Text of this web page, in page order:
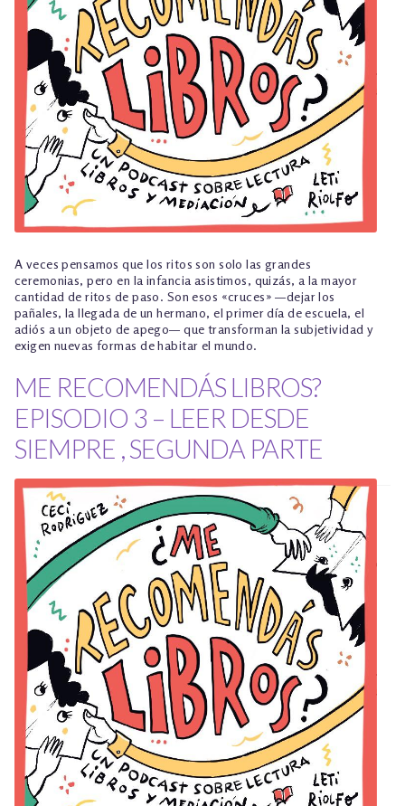
TALLER EXPLORACIONES LITERARIAS
A veces pensamos que los ritos son solo las grandes
ceremonias, pero en la infancia asistimos, quizás, a la mayor
cantidad de ritos de paso. Son esos «cruces» —dejar los
pañales, la llegada de un hermano, el primer día de escuela, el
adiós a un objeto de apego— que transforman la subjetividad y
exigen nuevas formas de habitar el mundo.
ME RECOMENDÁS LIBROS?
EPISODIO 3 – LEER DESDE
SIEMPRE , SEGUNDA PARTE